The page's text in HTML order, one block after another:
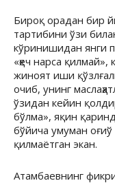
Бироқ орадан бир
тартибини ўзи
кўринишидан янги
«ҳеч нарса
жиноят иши
очиб, унинг
ўзидан кейин
бўлма», яқин
бўйича умуман оғиў
қилмаётган экан.
Атамбаевнинг